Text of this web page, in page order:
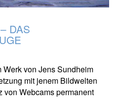
DAS
von Jens Sundheim
mit jenem Bildwelten
Webcams permanent